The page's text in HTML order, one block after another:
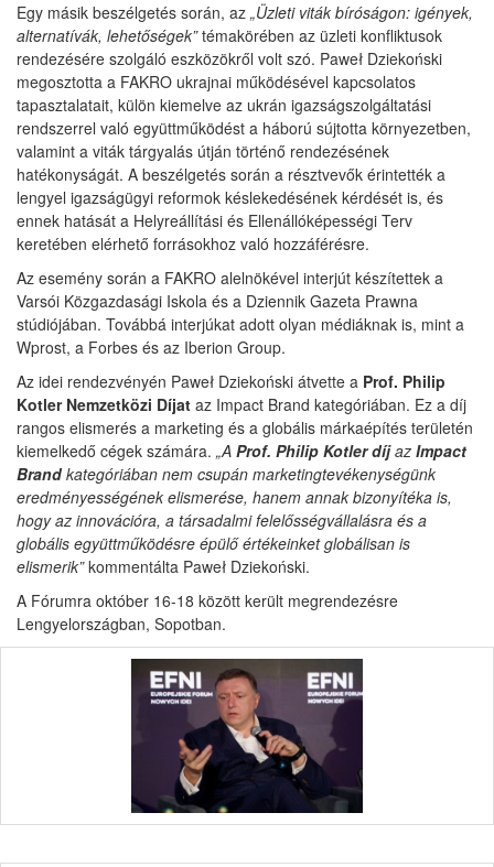
Egy másik beszélgetés során, az „Üzleti viták bíróságon: igények,
alternatívák, lehetőségek”témakörében az üzleti konfliktusok
rendezésére szolgáló eszközökről volt szó. Paweł Dziekoński
megosztotta a FAKRO ukrajnai működésével kapcsolatos
tapasztalatait, külön kiemelve az ukrán igazságszolgáltatási
rendszerrel való együttműködést a háború sújtotta környezetben,
valamint a viták tárgyalás útján történő rendezésének
hatékonyságát. A beszélgetés során a résztvevők érintették a
lengyel igazságügyi reformok késlekedésének kérdését is, és
ennek hatását a Helyreállítási és Ellenállóképességi Terv
keretében elérhető forrásokhoz való hozzáférésre.
Az esemény során a FAKRO alelnökével interjút készítettek a
Varsói Közgazdasági Iskola és a Dziennik Gazeta Prawna
stúdiójában. Továbbá interjúkat adott olyan médiáknak is, mint a
Wprost, a Forbes és az Iberion Group.
Az idei rendezvényén Paweł Dziekoński átvette a Prof. Philip
Kotler Nemzetközi Díjat az Impact Brand kategóriában. Ez a díj
rangos elismerés a marketing és a globális márkaépítés területén
kiemelkedő cégek számára. „A Prof. Philip Kotler díjaz Impact
Brandkategóriában nem csupán marketingtevékenységünk
eredményességének elismerése, hanem annak bizonyítéka is,
hogy az innovációra, a társadalmi felelősségvállalásra és a
globális együttműködésre épülő értékeinket globálisan is
elismerik”kommentálta Paweł Dziekoński.
A Fórumra október 16-18 között került megrendezésre
Lengyelországban, Sopotban.